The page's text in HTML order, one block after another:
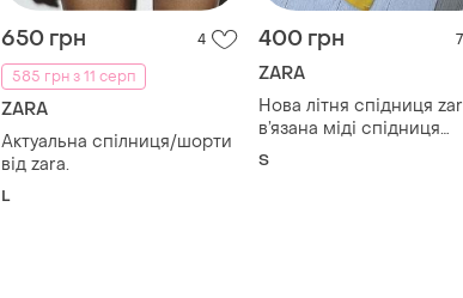
650 грн
4
585 грн з 11 серп
ZARA
Актуальна спілниця/шорти
від zara.
L
400 грн 7
ZARA
Нова літня спідниця
в’язана міді спідниця
олівець спідниця з
S